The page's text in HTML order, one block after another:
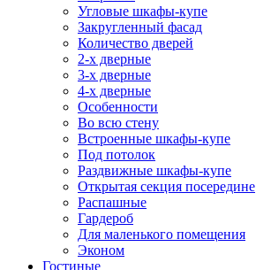
Угловые шкафы-купе
Закругленный фасад
Количество дверей
2-х дверные
3-х дверные
4-х дверные
Особенности
Во всю стену
Встроенные шкафы-купе
Под потолок
Раздвижные шкафы-купе
Открытая секция посередине
Распашные
Гардероб
Для маленького помещения
Эконом
Гостиные